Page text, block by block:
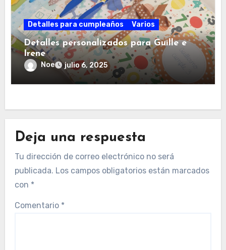
Detalles para cumpleaños Varios
Detalles personalizados para Guille e
Irene
Noe julio 6, 2025
Deja una respuesta
Tu dirección de correo electrónico no será
publicada. Los campos obligatorios están marcados
con *
Comentario *